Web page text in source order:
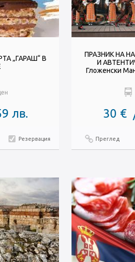
„ГАРАШ“ В
лв.
Резервация
ПРАЗНИК НА
И
Гложенски
30 €
Преглед